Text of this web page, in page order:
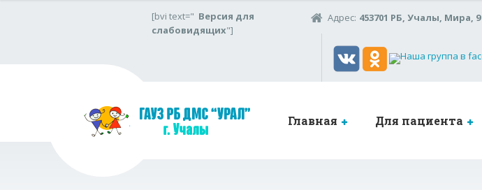
[bvi text=" Версия для
слабовидящих"]
Адрес: 453701 РБ, Учалы, Мира, 9
Главная Для пациента